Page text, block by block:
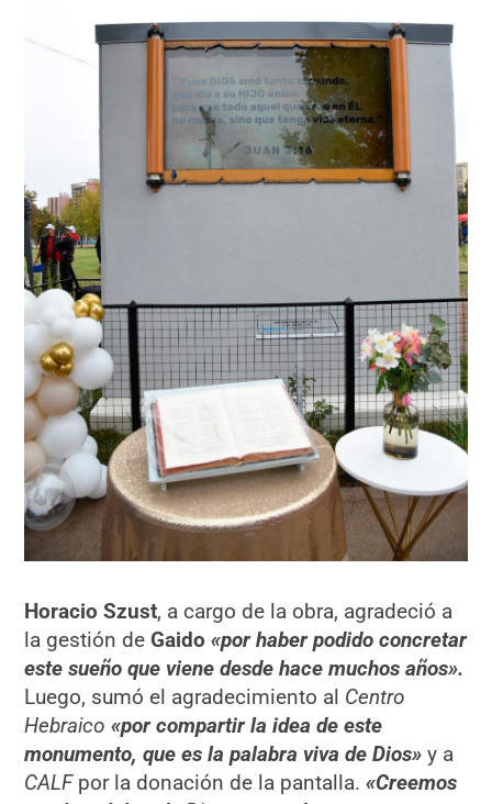
Horacio Szust, a cargo de la obra, agradeció a
la gestión de Gaido «por haber podido concretar
este sueño que viene desde hace muchos años».
Luego, sumó el agradecimiento al Centro
Hebraico «por compartir la idea de este
monumento, que es la palabra viva de Dios» y a
CALF por la donación de la pantalla.«Creemos